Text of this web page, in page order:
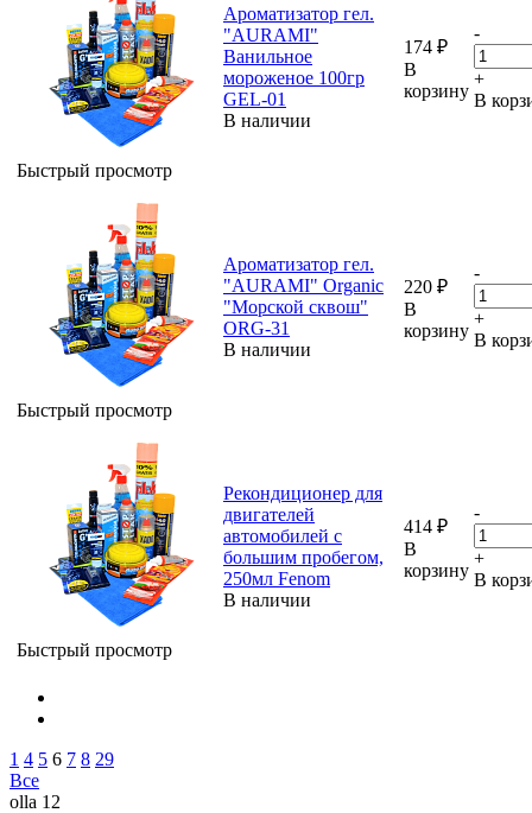
Быстрый просмотр
Ароматизатор гел.
"AURAMI"
Ванильное
мороженое 100гр
GEL-01
В наличии
174 ₽
В
корзину
-
+
В
Быстрый просмотр
Ароматизатор гел.
"AURAMI" Organic
"Морской сквош"
ORG-31
В наличии
220 ₽
В
корзину
-
+
В
Быстрый просмотр
Рекондиционер для
двигателей
автомобилей с
большим пробегом,
250мл Fenom
В наличии
414 ₽
В
корзину
-
+
В
1 4 5 6 7 8 29
Все
olla 12